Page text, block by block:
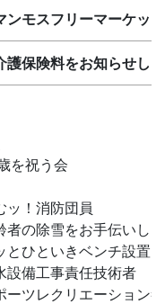
モスフリーマーケット
護保険料をお知らせし
を祝う会
ッ！消防団員
者の除雪をお手伝いし
とひといきベンチ設置
設備工事責任技術者
ーツレクリエーション祭